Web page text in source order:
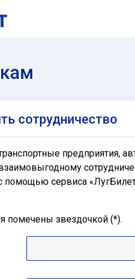
сотрудничество
предприятия,
помощью сервиса
помечены звездочкой (*).